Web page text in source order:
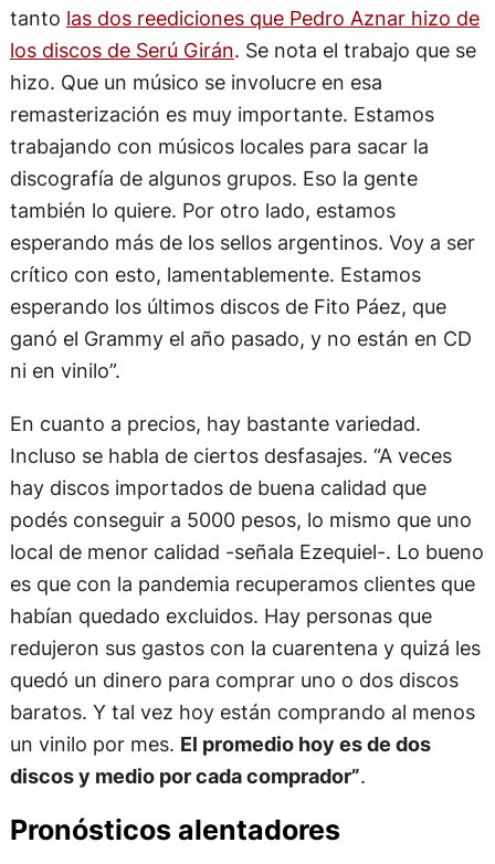
tanto las dos reediciones que Pedro Aznar hizo de
los discos de Serú Girán. Se nota el trabajo que se
hizo. Que un músico se involucre en esa
remasterización es muy importante. Estamos
trabajando con músicos locales para sacar la
discografía de algunos grupos. Eso la gente
también lo quiere. Por otro lado, estamos
esperando más de los sellos argentinos. Voy a ser
crítico con esto, lamentablemente. Estamos
esperando los últimos discos de Fito Páez, que
ganó el Grammy el año pasado, y no están en CD
ni en vinilo”.
En cuanto a precios, hay bastante variedad.
Incluso se habla de ciertos desfasajes. “A veces
hay discos importados de buena calidad que
podés conseguir a 5000 pesos, lo mismo que uno
local de menor calidad -señala Ezequiel-. Lo bueno
es que con la pandemia recuperamos clientes que
habían quedado excluidos. Hay personas que
redujeron sus gastos con la cuarentena y quizá les
quedó un dinero para comprar uno o dos discos
baratos. Y tal vez hoy están comprando al menos
un vinilo por mes. El promedio hoy es de dos
discos y medio por cada comprador”.
Pronósticos alentadores